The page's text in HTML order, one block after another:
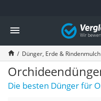
Die beliebtesten Vergleiche
Baumarkt
Tresor feuerfest
Makita-Akku-Rasenmäher
Kappsäge
Smartes Türschloss
Akku-Rasentrimmer
Vergleich
Dünger, Erde & Rindenmulch
Die besten Dünger für